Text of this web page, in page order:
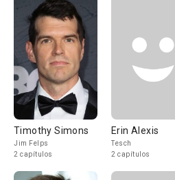
Timothy Simons
Jim Felps
2 capítulos
Erin Alexis
Tesch
2 capítulos